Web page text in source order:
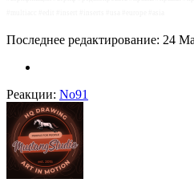
Последнее редактирование: 24
Реакции: No91